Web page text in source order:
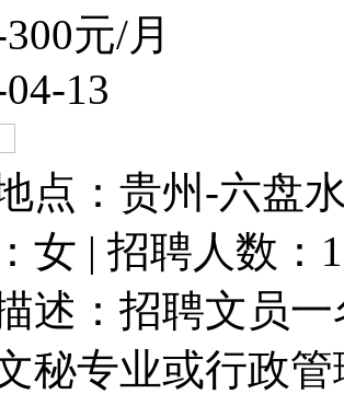
元/月
13
点：贵州-六盘
女 | 招聘人数： 1
述：招聘文员
文秘专业或行政